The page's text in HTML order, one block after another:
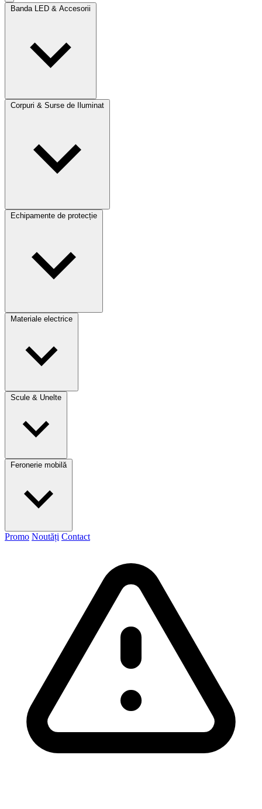
Banda LED & Accesorii
Corpuri & Surse de Iluminat
Echipamente de protecție
Materiale electrice
Scule & Unelte
Feronerie mobilă
Promo Noutăți Contact